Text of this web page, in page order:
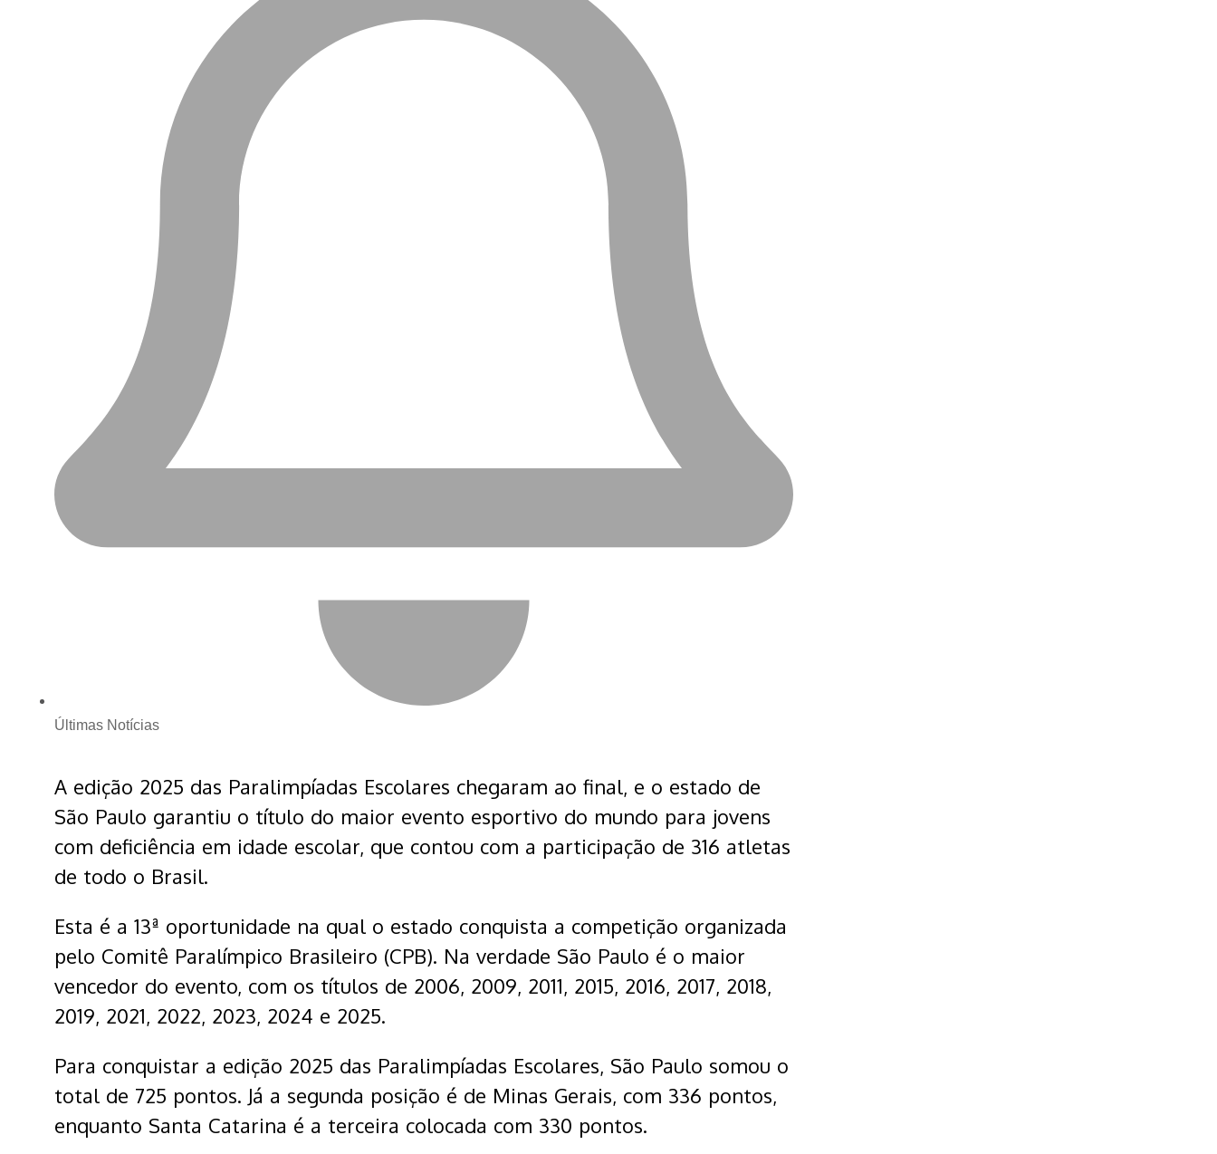
Últimas Notícias
A edição 2025 das Paralimpíadas Escolares chegaram ao final, e o estado de
São Paulo garantiu o título do maior evento esportivo do mundo para jovens
com deficiência em idade escolar, que contou com a participação de 316 atletas
de todo o Brasil.
Esta é a 13ª oportunidade na qual o estado conquista a competição organizada
pelo Comitê Paralímpico Brasileiro (CPB). Na verdade São Paulo é o maior
vencedor do evento, com os títulos de 2006, 2009, 2011, 2015, 2016, 2017, 2018,
2019, 2021, 2022, 2023, 2024 e 2025.
Para conquistar a edição 2025 das Paralimpíadas Escolares, São Paulo somou o
total de 725 pontos. Já a segunda posição é de Minas Gerais, com 336 pontos,
enquanto Santa Catarina é a terceira colocada com 330 pontos.